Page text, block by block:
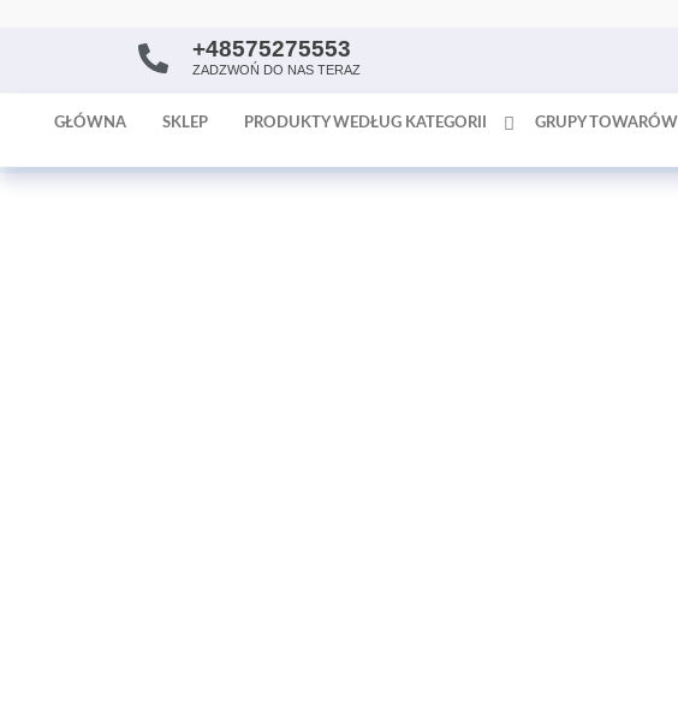
AntykArt
poświęcona
sprzedaży
tapet
+48575275553
ZADZWOŃ DO NAS TERAZ
GŁÓWNA SKLEP PRODUKTY WEDŁUG KATEGORII GRUPY TOWARÓW